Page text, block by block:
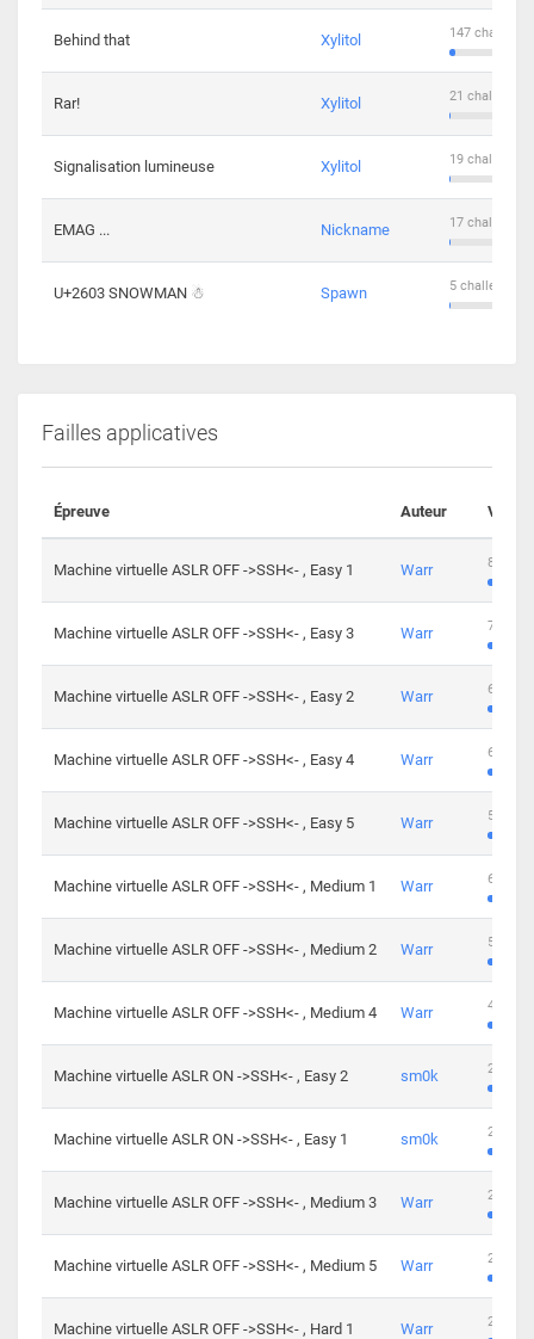
Behind that Xylitol 147
Rar! Xylitol 21
Signalisation lumineuse Xylitol 19
EMAG ... Nickname 17
U+2603 SNOWMAN ☃ Spawn 5 challengers
Failles applicatives
Épreuve Auteur
Machine virtuelle ASLR OFF ->SSH<- , Easy 1 Warr 801
Machine virtuelle ASLR OFF ->SSH<- , Easy 3 Warr 746
Machine virtuelle ASLR OFF ->SSH<- , Easy 2 Warr 681
Machine virtuelle ASLR OFF ->SSH<- , Easy 4 Warr 645
Machine virtuelle ASLR OFF ->SSH<- , Easy 5 Warr 561
Machine virtuelle ASLR OFF ->SSH<- , Medium 1 Warr 605
Machine virtuelle ASLR OFF ->SSH<- , Medium 2 Warr 509
Machine virtuelle ASLR OFF ->SSH<- , Medium 4 Warr 413
Machine virtuelle ASLR ON ->SSH<- , Easy 2 sm0k 247
Machine virtuelle ASLR ON ->SSH<- , Easy 1 sm0k 219
Machine virtuelle ASLR OFF ->SSH<- , Medium 3 Warr 280
Machine virtuelle ASLR OFF ->SSH<- , Medium 5 Warr 265
Machine virtuelle ASLR OFF ->SSH<- , Hard 1 Warr 224